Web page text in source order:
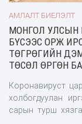
АМЛАЛТ БИЕЛЭЛТ
МОНГОЛ УЛСЫН
БҮСЭЭС ОРЖ
ТӨГРӨГИЙН
ТӨСӨЛ ӨРГӨН
Коронавируст
холбогдуулан
сарын турш